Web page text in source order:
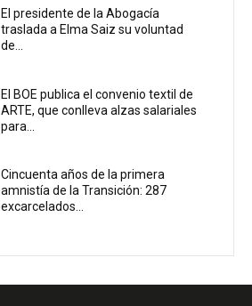
El presidente de la Abogacía
traslada a Elma Saiz su voluntad
de...
El BOE publica el convenio textil de
ARTE, que conlleva alzas salariales
para...
Cincuenta años de la primera
amnistía de la Transición: 287
excarcelados...